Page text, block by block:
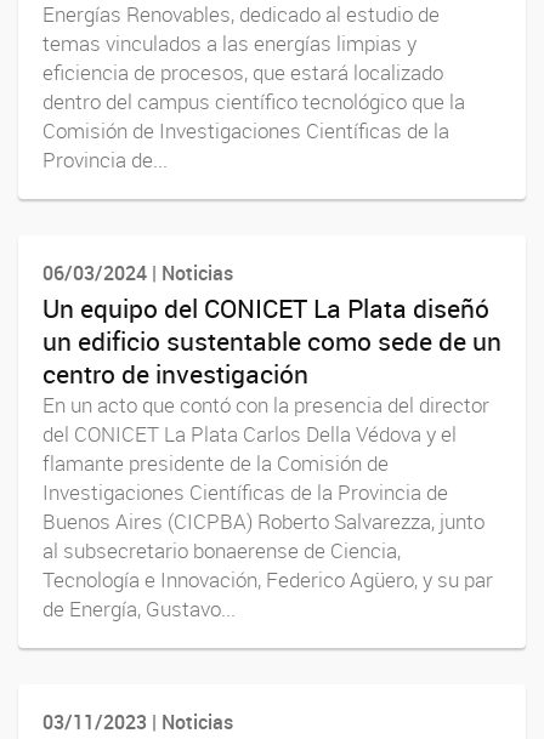
Energías Renovables, dedicado al estudio de
temas vinculados a las energías limpias y
eficiencia de procesos, que estará localizado
dentro del campus científico tecnológico que la
Comisión de Investigaciones Científicas de la
Provincia de...
06/03/2024 | Noticias
Un equipo del CONICET La Plata diseñó
un edificio sustentable como sede de un
centro de investigación
En un acto que contó con la presencia del director
del CONICET La Plata Carlos Della Védova y el
flamante presidente de la Comisión de
Investigaciones Científicas de la Provincia de
Buenos Aires (CICPBA) Roberto Salvarezza, junto
al subsecretario bonaerense de Ciencia,
Tecnología e Innovación, Federico Agüero, y su par
de Energía, Gustavo...
03/11/2023 | Noticias